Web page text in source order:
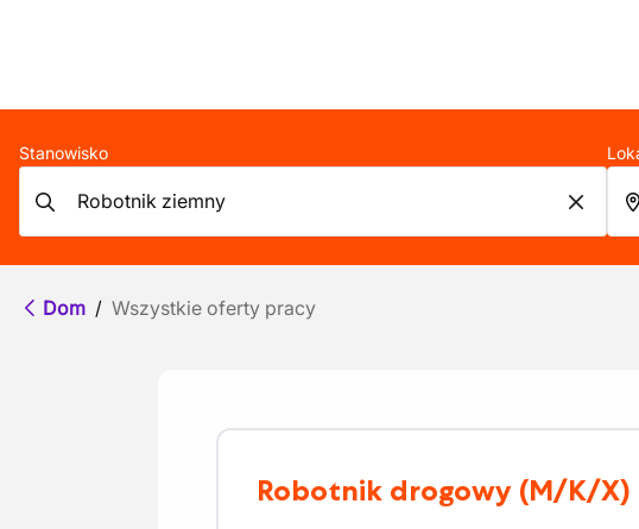
Stanowisko
Dom / Wszystkie oferty pracy
Robotnik drogowy (M/K/X)